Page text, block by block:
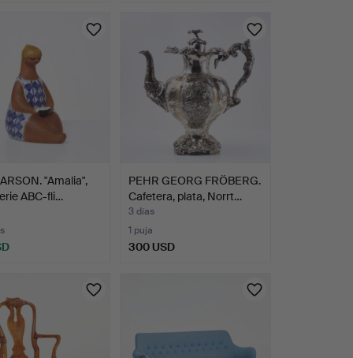
"Amalia",
ABC-fli…
PEHR GEORG FRÖBERG.
Cafetera, plata, Norrt…
3 días
1 puja
300 USD